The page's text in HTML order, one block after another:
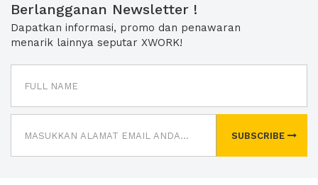
Berlangganan Newsletter !
Dapatkan informasi, promo dan penawaran
menarik lainnya seputar XWORK!
SUBSCRIBE